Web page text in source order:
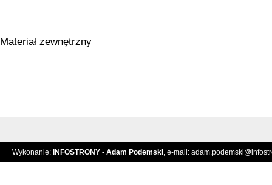
Materiał zewnętrzny
Wykonanie: INFOSTRONY - Adam Podemski, e-mail: